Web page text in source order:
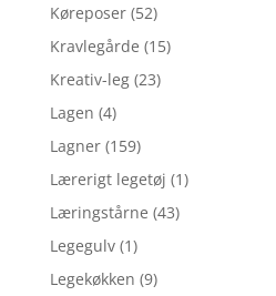
Køreposer (52)
Kravlegårde (15)
Kreativ-leg (23)
Lagen (4)
Lagner (159)
Lærerigt legetøj (1)
Læringstårne (43)
Legegulv (1)
Legekøkken (9)